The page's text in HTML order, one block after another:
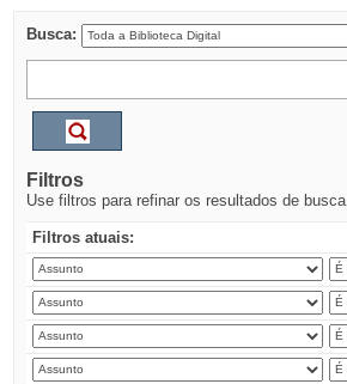
Busca:
Filtros
Use filtros para refinar os resultados de busca.
Filtros atuais: